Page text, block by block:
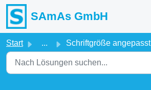
Zum hauptsächlichen Inhalt gehen
SAmAs GmbH
Start ... Schriftgröße angepasst